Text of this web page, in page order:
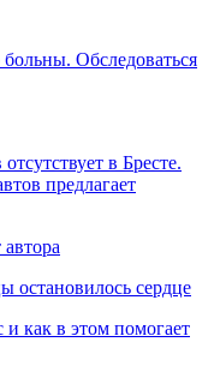
Обследоваться
в Бресте.
предлагает
остановилось сердце
и как в этом помогает